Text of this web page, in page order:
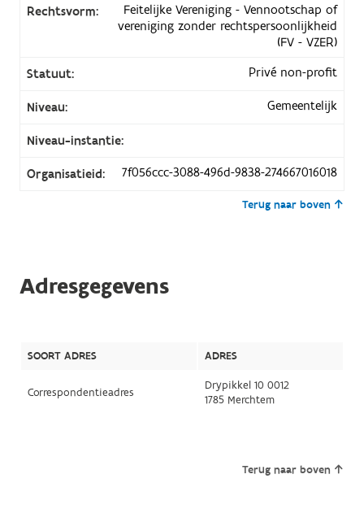
Rechtsvorm:
Feitelijke Vereniging - Vennootschap of
vereniging zonder rechtspersoonlijkheid
(FV - VZER)
Statuut:
Privé non-profit
Niveau: Gemeentelijk
Niveau-instantie:
Organisatieid: 7f056ccc-3088-496d-9838-274667016018
Terug naar boven
Adresgegevens
SOORT ADRES ADRES
Correspondentieadres
Drypikkel 10 0012
1785 Merchtem
Terug naar boven